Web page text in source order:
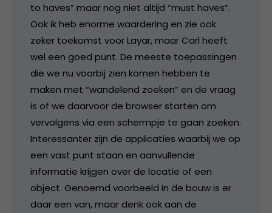
to haves” maar nog niet altijd “must haves”.
Ook ik heb enorme waardering en zie ook
zeker toekomst voor Layar, maar Carl heeft
wel een goed punt. De meeste toepassingen
die we nu voorbij zien komen hebben te
maken met “wandelend zoeken” en de vraag
is of we daarvoor de browser starten om
vervolgens via een schermpje te gaan zoeken.
Interessanter zijn de applicaties waarbij we op
een vast punt staan en aanvullende
informatie krijgen over de locatie of een
object. Genoemd voorbeeld in de bouw is er
daar een van, maar denk ook aan de